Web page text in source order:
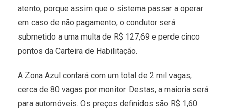
atento, porque assim que o sistema passar a operar
em caso de não pagamento, o condutor será
submetido a uma multa de R$ 127,69 e perde cinco
pontos da Carteira de Habilitação.
A Zona Azul contará com um total de 2 mil vagas,
cerca de 80 vagas por monitor. Destas, a maioria será
para automóveis. Os preços definidos são R$ 1,60